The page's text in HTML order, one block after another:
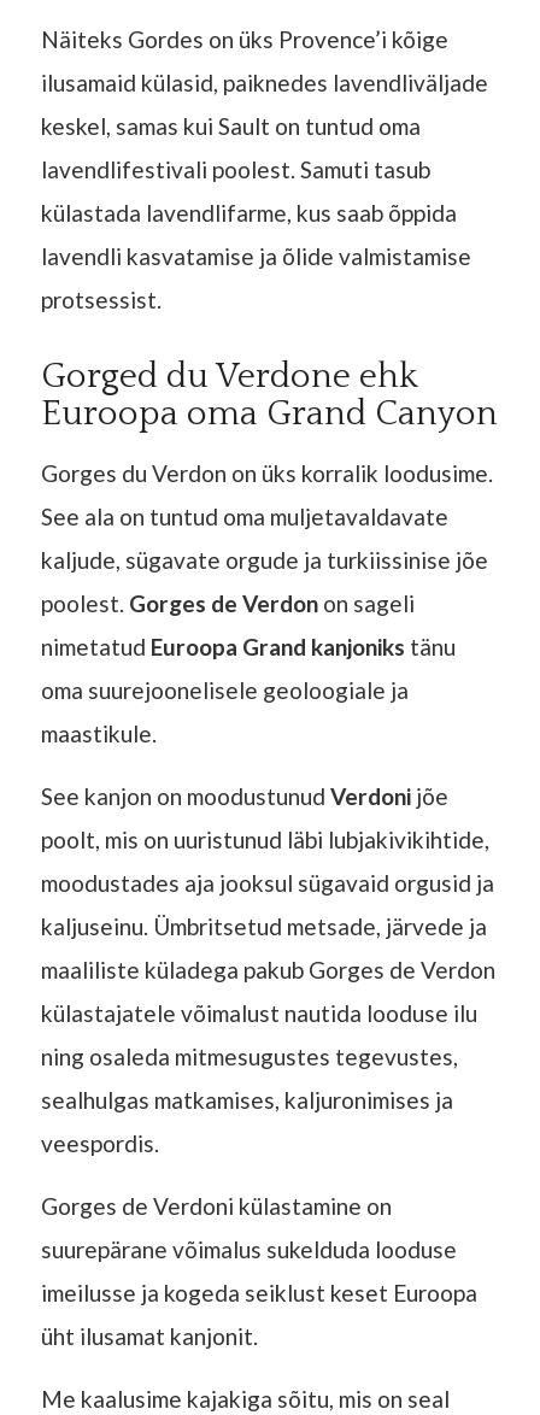
Näiteks Gordes on üks Provence’i kõige
ilusamaid külasid, paiknedes lavendliväljade
keskel, samas kui Sault on tuntud oma
lavendlifestivali poolest. Samuti tasub
külastada lavendlifarme, kus saab õppida
lavendli kasvatamise ja õlide valmistamise
protsessist.
Gorged du Verdone ehk
Euroopa oma Grand Canyon
Gorges du Verdon on üks korralik loodusime.
See ala on tuntud oma muljetavaldavate
kaljude, sügavate orgude ja turkiissinise jõe
poolest. Gorges de Verdonon sageli
nimetatud Euroopa Grand kanjoniks tänu
oma suurejoonelisele geoloogiale ja
maastikule.
See kanjon on moodustunud Verdonijõe
poolt, mis on uuristunud läbi lubjakivikihtide,
moodustades aja jooksul sügavaid orgusid ja
kaljuseinu. Ümbritsetud metsade, järvede ja
maaliliste küladega pakub Gorges de Verdon
külastajatele võimalust nautida looduse ilu
ning osaleda mitmesugustes tegevustes,
sealhulgas matkamises, kaljuronimises ja
veespordis.
Gorges de Verdoni külastamine on
suurepärane võimalus sukelduda looduse
imeilusse ja kogeda seiklust keset Euroopa
üht ilusamat kanjonit.
Me kaalusime kajakiga sõitu, mis on seal